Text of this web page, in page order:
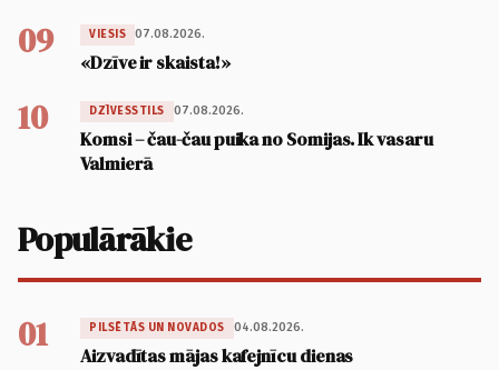
09 VIESIS 07.08.2026.
«Dzīve ir skaista!»
10 DZĪVESSTILS 07.08.2026.
Komsi – čau-čau puika no Somijas. Ik vasaru
Valmierā
Populārākie
01 PILSĒTĀS UN NOVADOS 04.08.2026.
Aizvadītas mājas kafejnīcu dienas